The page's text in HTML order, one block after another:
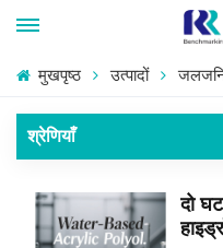
मुखपृष्ठ उत्पादों
श्रेणियाँ
दो